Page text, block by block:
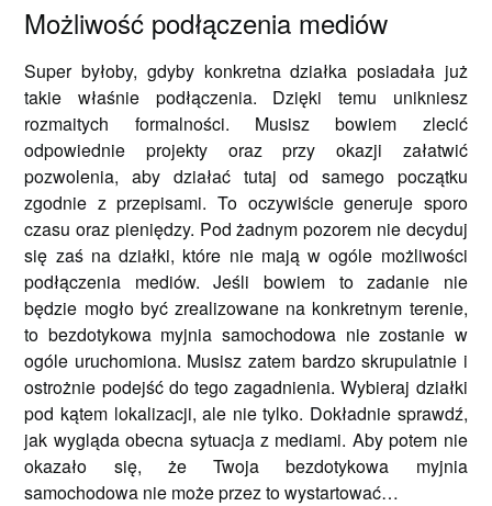
Możliwość podłączenia mediów
Super byłoby, gdyby konkretna działka posiadała już
takie właśnie podłączenia. Dzięki temu unikniesz
rozmaitych formalności. Musisz bowiem zlecić
odpowiednie projekty oraz przy okazji załatwić
pozwolenia, aby działać tutaj od samego początku
zgodnie z przepisami. To oczywiście generuje sporo
czasu oraz pieniędzy. Pod żadnym pozorem nie decyduj
się zaś na działki, które nie mają w ogóle możliwości
podłączenia mediów. Jeśli bowiem to zadanie nie
będzie mogło być zrealizowane na konkretnym terenie,
to bezdotykowa myjnia samochodowa nie zostanie w
ogóle uruchomiona. Musisz zatem bardzo skrupulatnie i
ostrożnie podejść do tego zagadnienia. Wybieraj działki
pod kątem lokalizacji, ale nie tylko. Dokładnie sprawdź,
jak wygląda obecna sytuacja z mediami. Aby potem nie
okazało się, że Twoja bezdotykowa myjnia
samochodowa nie może przez to wystartować…